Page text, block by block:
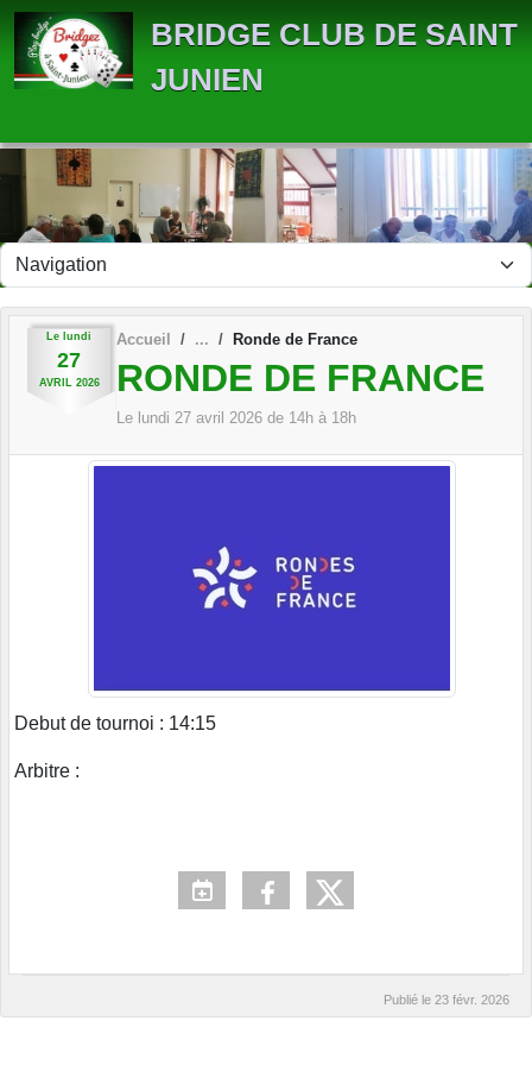
BRIDGE CLUB DE SAINT
JUNIEN
Le lundi
27
AVRIL 2026
Accueil Ronde de France
RONDE DE FRANCE
Le lundi 27 avril 2026 de 14h à 18h
Debut de tournoi : 14:15
Arbitre :
Publié le 23 févr. 2026
Panneau de gestion des cookies